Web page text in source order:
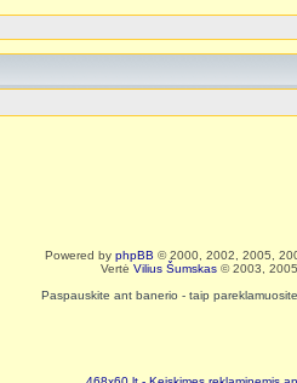
Powered by phpBB © 2000, 2002, 2005,
Vertė Vilius Šumskas© 2003,
Paspauskite ant banerio - taip